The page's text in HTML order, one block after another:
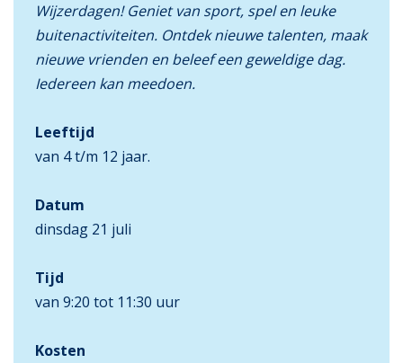
Wijzerdagen! Geniet van sport, spel en leuke
buitenactiviteiten. Ontdek nieuwe talenten, maak
nieuwe vrienden en beleef een geweldige dag.
Iedereen kan meedoen.
Leeftijd
van 4 t/m 12 jaar.
Datum
dinsdag 21 juli
Tijd
van 9:20 tot 11:30 uur
Kosten